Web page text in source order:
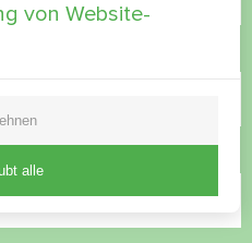
von Website-
alle